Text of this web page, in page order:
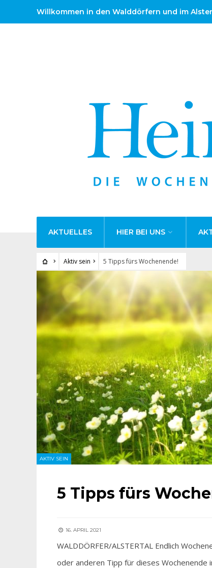
Willkommen in den Walddörfern und im
AKTUELLES HIER BEI UNS
Aktiv sein 5 Tipps fürs Wochenende!
AKTIV SEIN
5 Tipps fürs
16. APRIL 2021
WALDDÖRFER/ALSTERTAL Endlich
oder anderen Tipp für dieses Wochenende